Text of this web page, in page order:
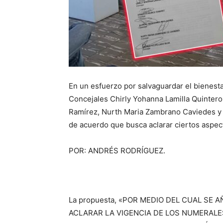
En un esfuerzo por salvaguardar el
Concejales Chirly Yohanna Lamilla
Ramírez, Nurth Maria Zambrano Caviedes
de acuerdo que busca aclarar ciertos
POR: ANDRÉS RODRÍGUEZ.
La propuesta, «POR MEDIO DEL CUAL SE
ACLARAR LA VIGENCIA DE LOS